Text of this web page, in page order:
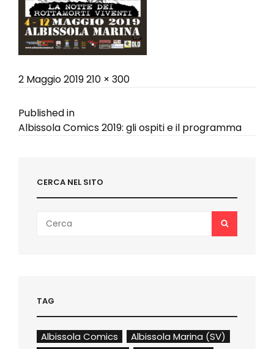
Posted
2 Maggio 2019Full
210 × 300
Navigazione
Published in
Albissola Comics 2019: gli ospiti e il programma
CERCA NEL SITO
for:
SEARCH
TAG
Albissola Comics
Albissola Marina (SV)